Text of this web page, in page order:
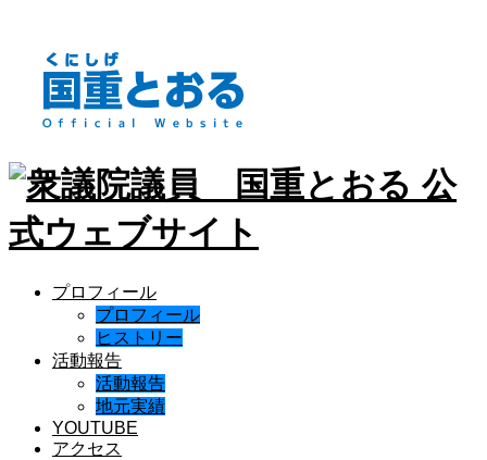
プロフィール
プロフィール
ヒストリー
活動報告
活動報告
地元実績
YOUTUBE
アクセス